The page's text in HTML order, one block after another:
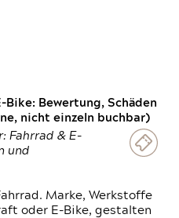
Bike: Bewertung, Schäden
nicht einzeln buchbar)
Fahrrad & E-
und
Marke, Werkstoffe
oder E-Bike, gestalten